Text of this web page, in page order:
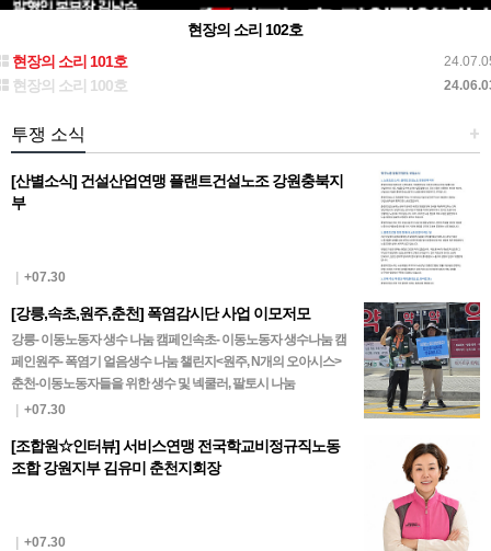
현장의 소리 102호
현장의 소리 101호
현장의 소리 100호
+
투쟁 소식
[산별소식] 건설산업연맹 플랜트건설노조 강원충북지
부
| +07.30
[강릉,속초,원주,춘천] 폭염감시단 사업 이모저모
강릉- 이동노동자 생수 나눔 캠페인속초- 이동노동자 생수나눔 캠
페인원주- 폭염기 얼음생수 나눔 챌린지<원주, N개의 오아시스>
춘천-이동노동자들을 위한 생수 및 넥쿨러, 팔토시 나눔
| +07.30
[조합원☆인터뷰] 서비스연맹 전국학교비정규직노동
조합 강원지부 김유미 춘천지회장
| +07.30